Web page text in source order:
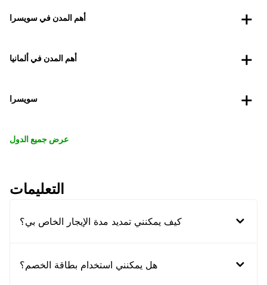
أهم المدن في سويسرا
أهم المدن في ألمانيا
سويسرا
عرض جميع الدول
التعليمات
كيف يمكنني تمديد مدة الإيجار الخاص بي؟
هل يمكنني استخدام بطاقة الخصم؟